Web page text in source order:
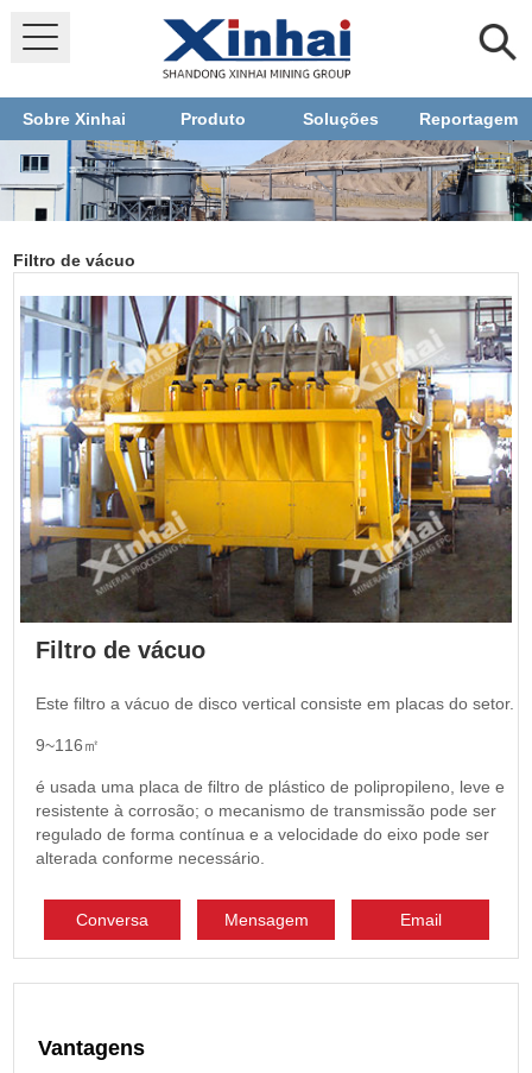
Sobre Xinhai Produto Soluções Reportagem
Filtro de vácuo
Filtro de vácuo
Este filtro a vácuo de disco vertical consiste em placas do setor.
9~116㎡
é usada uma placa de filtro de plástico de polipropileno, leve e
resistente à corrosão; o mecanismo de transmissão pode ser
regulado de forma contínua e a velocidade do eixo pode ser
alterada conforme necessário.
Conversa Mensagem Email
Vantagens